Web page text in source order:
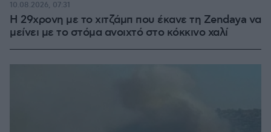
Η 29χρονη με το χιτζάμπ που έκανε τη Zendaya να
μείνει με το στόμα ανοιχτό στο κόκκινο χαλί
10.08.2026, 07:31